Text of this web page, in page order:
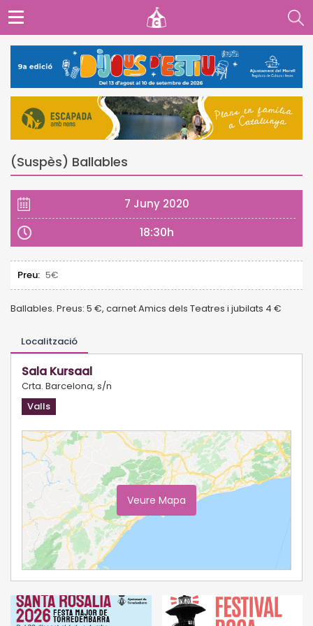
(Suspès) Ballables
7 Juny 2020
18:30h
Preu: 5€
Ballables. Preus: 5 €, carnet Amics dels Teatres i jubilats 4 €
Localització
Sala Kursaal
Crta. Barcelona, s/n
Valls
Veure Mapa